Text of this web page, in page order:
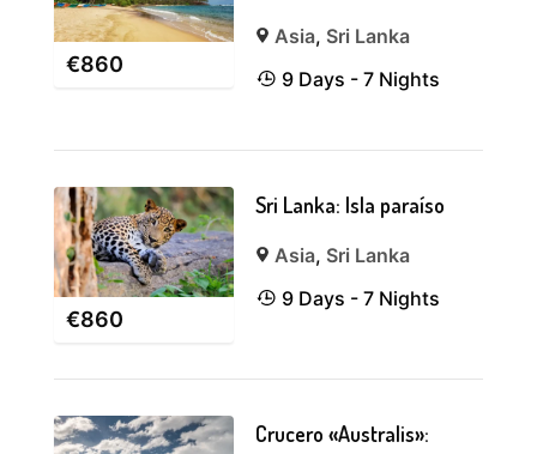
€860
Asia, Sri Lanka
9 Days - 7 Nights
€860
Sri Lanka: Isla paraíso
Asia, Sri Lanka
9 Days - 7 Nights
Crucero «Australis»: